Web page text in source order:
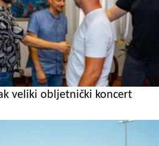
veliki obljetnički koncert